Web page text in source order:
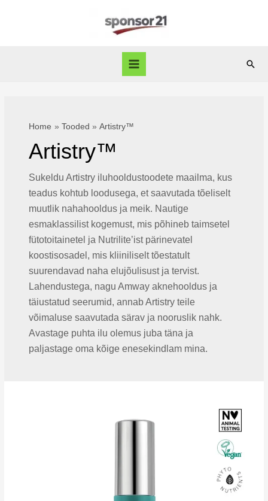
Main
Home Tooded Artistry™
Artistry™
Sukeldu Artistry iluhooldustoodete maailma, kus
teadus kohtub loodusega, et saavutada tõeliselt
muutlik nahahooldus ja meik. Nautige
esmaklassilist kogemust, mis põhineb taimsetel
fütotoitainetel ja Nutrilite’ist pärinevatel
koostisosadel, mis kliiniliselt tõestatult
suurendavad naha elujõulisust ja tervist.
Lahendustega, nagu Amway aknehooldus ja
täiustatud seerumid, annab Artistry teile
võimaluse saavutada särav ja nooruslik nahk.
Avastage puhta ilu olemus juba täna ja
paljastage oma kõige enesekindlam mina.